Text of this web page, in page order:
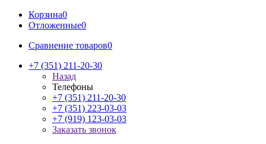
Корзина0
Отложенные0
Сравнение товаров0
+7 (351) 211-20-30
Назад
Телефоны
+7 (351) 211-20-30
+7 (351) 223-03-03
+7 (919) 123-03-03
Заказать звонок